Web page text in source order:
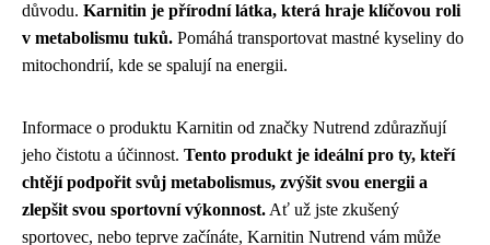
důvodu. Karnitin je přírodní látka, která hraje klíčovou roli
v metabolismu tuků. Pomáhá transportovat mastné kyseliny do
mitochondrií, kde se spalují na energii.
Informace o produktu Karnitin od značky Nutrend zdůrazňují
jeho čistotu a účinnost. Tento produkt je ideální pro ty, kteří
chtějí podpořit svůj metabolismus, zvýšit svou energii a
zlepšit svou sportovní výkonnost. Ať už jste zkušený
sportovec, nebo teprve začínáte, Karnitin Nutrend vám může